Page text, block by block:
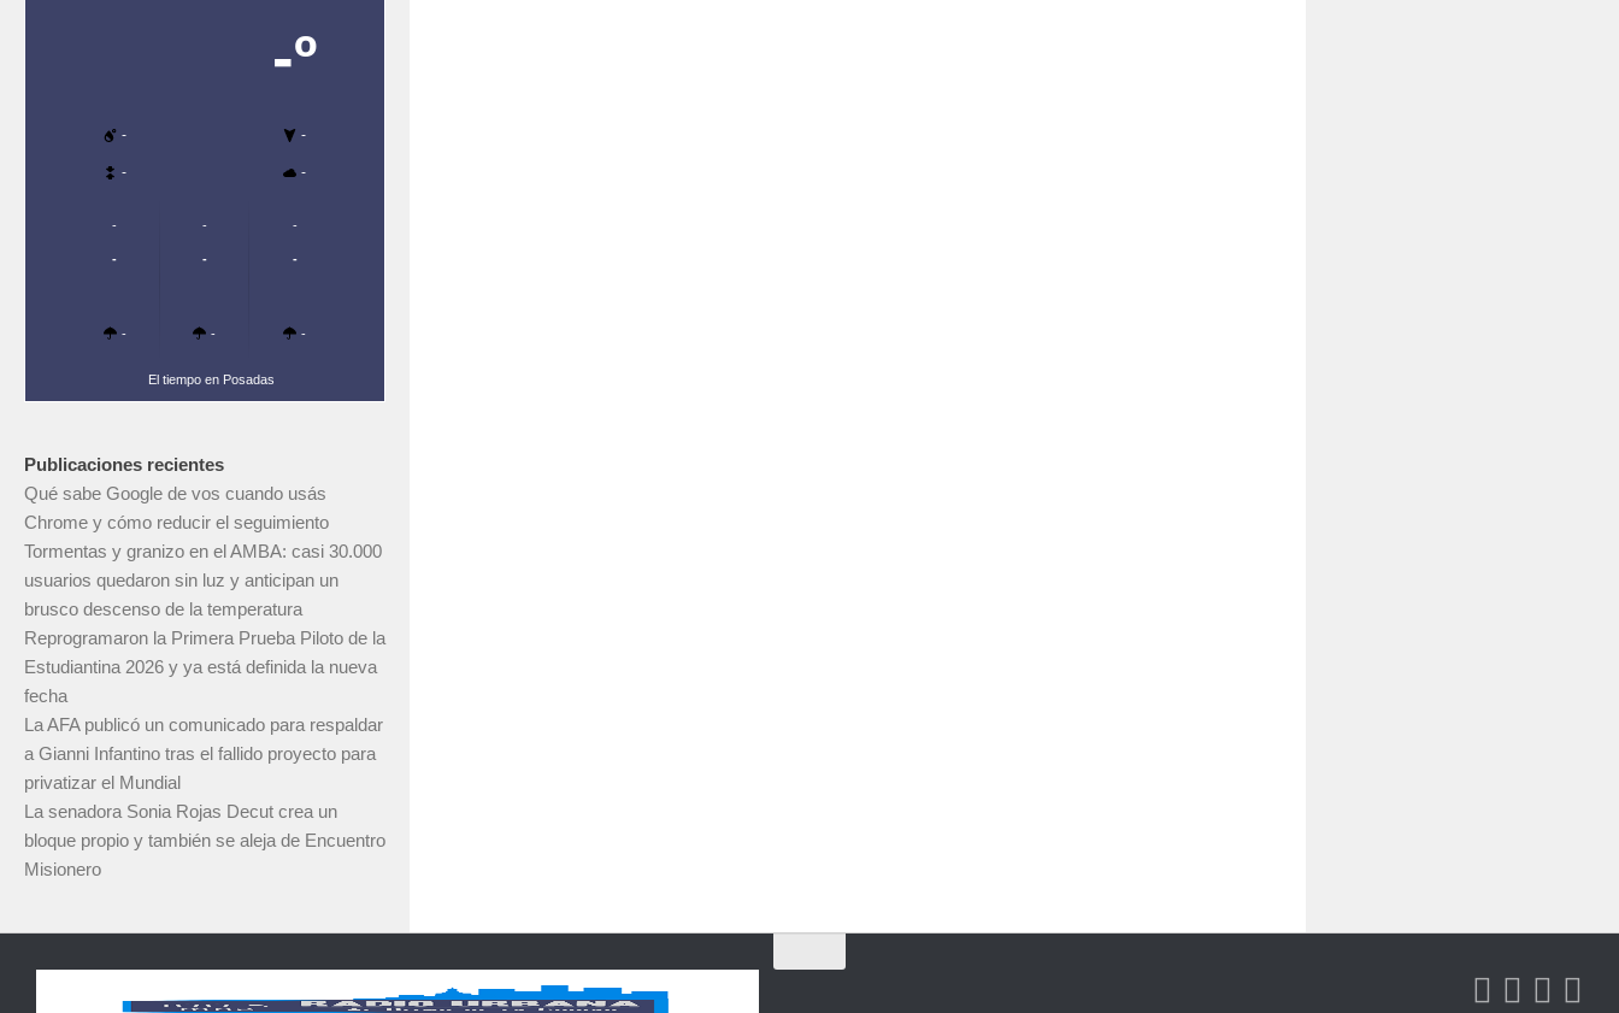
-º
- -
- -
-
-
-
-
-
-
-
-
-
El tiempo en Posadas
Publicaciones recientes
Qué sabe Google de vos cuando usás
Chrome y cómo reducir el seguimiento
Tormentas y granizo en el AMBA: casi 30.000
usuarios quedaron sin luz y anticipan un
brusco descenso de la temperatura
Reprogramaron la Primera Prueba Piloto de la
Estudiantina 2026 y ya está definida la nueva
fecha
La AFA publicó un comunicado para respaldar
a Gianni Infantino tras el fallido proyecto para
privatizar el Mundial
La senadora Sonia Rojas Decut crea un
bloque propio y también se aleja de Encuentro
Misionero